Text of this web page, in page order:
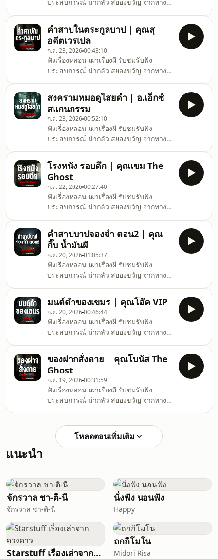
ประสบการณ์ น่ากลัว สยองขวัญ จากทาง
พุธ เวลา 19.30 เป็นต้นไปได้ที่ช่อง คืนเผาผี
Ghost Night#คืนเผาผี #ghostnight #ฟัง
เรื่องผี
คำสาปในตระกูลบาป | คุณสุ
อดีตเวรเปล
ก.ค. 23, 202600:43:10
ฟังเรื่องหลอน เผาเรื่องผี รับชมรับฟัง
ประสบการณ์ น่ากลัว สยองขวัญ จากทาง
พุธ เวลา 19.30 เป็นต้นไปได้ที่ช่อง คืนเผาผี
Ghost Night#คืนเผาผี #ghostnight #ฟัง
เรื่องผี
สงครามหมอดูไสยดำ | อ.เอ็กซ์
สแกนกรรม
ก.ค. 23, 202600:52:10
ฟังเรื่องหลอน เผาเรื่องผี รับชมรับฟัง
ประสบการณ์ น่ากลัว สยองขวัญ จากทาง
พุธ เวลา 19.30 เป็นต้นไปได้ที่ช่อง คืนเผาผี
Ghost Night#คืนเผาผี #ghostnight #ฟัง
เรื่องผี
โรงหนัง รอบดึก | คุณเขม The
Ghost
ก.ค. 22, 202600:27:40
ฟังเรื่องหลอน เผาเรื่องผี รับชมรับฟัง
ประสบการณ์ น่ากลัว สยองขวัญ จากทาง
พุธ เวลา 19.30 เป็นต้นไปได้ที่ช่อง คืนเผาผี
Ghost Night#คืนเผาผี #ghostnight #ฟัง
เรื่องผี
คำสาปบาปจองจำ ตอน2 | คุณ
กิ๊บ น้ำมันผี
ก.ค. 20, 202601:05:37
ฟังเรื่องหลอน เผาเรื่องผี รับชมรับฟัง
ประสบการณ์ น่ากลัว สยองขวัญ จากทาง
พุธ เวลา 19.30 เป็นต้นไปได้ที่ช่อง คืนเผาผี
Ghost Night#คืนเผาผี #ghostnight #ฟัง
เรื่องผี
มนต์ดำของเขมร | คุณโอ๊ค VIP
ก.ค. 20, 202600:46:44
ฟังเรื่องหลอน เผาเรื่องผี รับชมรับฟัง
ประสบการณ์ น่ากลัว สยองขวัญ จากทาง
พุธ เวลา 19.30 เป็นต้นไปได้ที่ช่อง คืนเผาผี
Ghost Night#คืนเผาผี #ghostnight #ฟัง
เรื่องผี
ของฝากสั่งตาย | คุณโบนัส The
Ghost
ก.ค. 19, 202600:31:59
ฟังเรื่องหลอน เผาเรื่องผี รับชมรับฟัง
ประสบการณ์ น่ากลัว สยองขวัญ จากทาง
Ghost Night#คืนเผาผี #ghostnight #ฟัง
เรื่องผี
โหลดตอนเพิ่มเติม
แนะนำ
จักรวาล ชา-ติ-นี
จักรวาล ชา-ติ-นี
นั่งฟัง นอนฟัง
Happy
Starstuff เรื่องเล่าจากดวงดาว
ถกกิโมโน
Midori Risa